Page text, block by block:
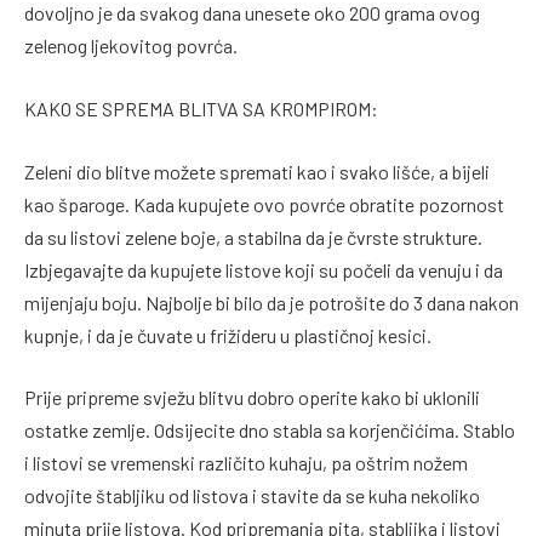
dovoljno je da svakog dana unesete oko 200 grama ovog
zelenog ljekovitog povrća.
KAKO SE SPREMA BLITVA SA KROMPIROM:
Zeleni dio blitve možete spremati kao i svako lišće, a bijeli
kao šparoge. Kada kupujete ovo povrće obratite pozornost
da su listovi zelene boje, a stabilna da je čvrste strukture.
Izbjegavajte da kupujete listove koji su počeli da venuju i da
mijenjaju boju. Najbolje bi bilo da je potrošite do 3 dana nakon
kupnje, i da je čuvate u frižideru u plastičnoj kesici.
Prije pripreme svježu blitvu dobro operite kako bi uklonili
ostatke zemlje. Odsijecite dno stabla sa korjenčićima. Stablo
i listovi se vremenski različito kuhaju, pa oštrim nožem
odvojite štabljiku od listova i stavite da se kuha nekoliko
minuta prije listova. Kod pripremanja pita, stabljika i listovi